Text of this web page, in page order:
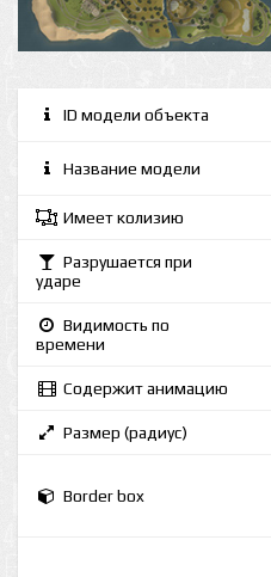
ID модели объекта
Название модели
Имеет колизию
Разрушается при
ударе
Видимость по
времени
Содержит анимацию
Размер (радиус)
Border box